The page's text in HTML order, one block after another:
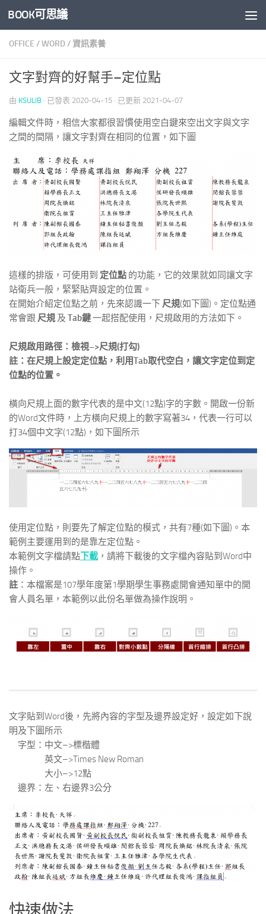
Skip to content
BOOK可思議
OFFICE /WORD /資訊素養
文字對齊的好幫手–定位點
由 KSULIB · 已發表 2020-04-15 · 已更新 2021-04-07
編輯文件時，相信大家都很習慣使用空白鍵來空出文字與文字
之間的間隔，讓文字對齊在相同的位置，如下圖
這樣的排版，可使用到 定位點 的功能，它的效果就如同讓文字
站衛兵一般，緊緊貼齊設定的位置。
在開始介紹定位點之前，先來認識一下 尺規(如下圖)。定位點通
常會跟 尺規 及 Tab鍵一起搭配使用，尺規啟用的方法如下。
尺規啟用路徑：檢視–>尺規(打勾)
註：在尺規上設定定位點，利用Tab取代空白，讓文字定位到定
位點的位置。
橫向尺規上面的數字代表的是中文(12點)字的字數。開啟一份新
的Word文件時，上方橫向尺規上的數字寫著34，代表一行可以
打34個中文字(12點)，如下圖所示
使用定位點，則要先了解定位點的模式，共有7種(如下圖)。本
範例主要運用到的是靠左定位點。
本範例文字檔請點下載 ，請將下載後的文字檔內容貼到Word中
操作。
註 ：本檔案是107學年度第1學期學生事務處開會通知單中的開
會人員名單，本範例以此份名單做為操作說明。
文字貼到Word後，先將內容的字型及邊界設定好，設定如下說
明及下圖所示
字型：中文–>標楷體
英文–>Times New Roman
大小–>12點
邊界：左、右邊界3公分